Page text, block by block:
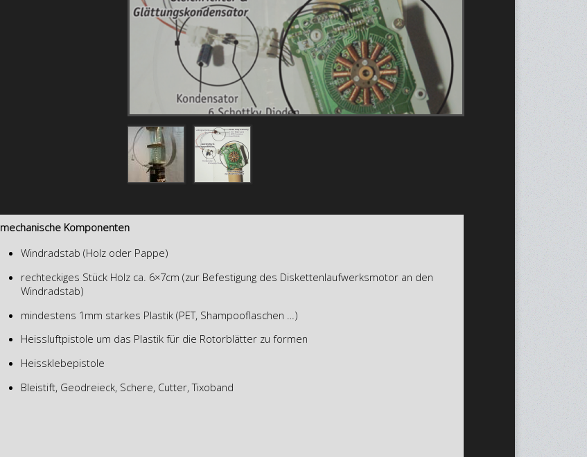
mechanische Komponenten
Windradstab (Holz oder Pappe)
rechteckiges Stück Holz ca. 6×7cm (zur Befestigung des Diskettenlaufwerksmotor an den
Windradstab)
mindestens 1mm starkes Plastik (PET, Shampooflaschen …)
Heissluftpistole um das Plastik für die Rotorblätter zu formen
Heissklebepistole
Bleistift, Geodreieck, Schere, Cutter, Tixoband